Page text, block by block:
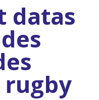
datas
rugby